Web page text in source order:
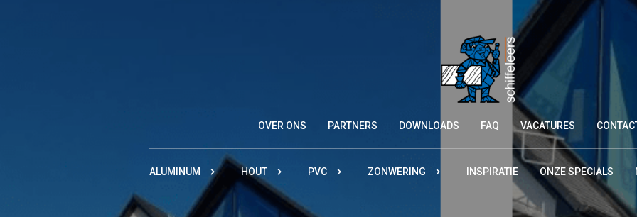
OVER ONS PARTNERS DOWNLOADS FAQ VACATURES
ALUMINUM HOUT PVC ZONWERING INSPIRATIE ONZE SPECIALS